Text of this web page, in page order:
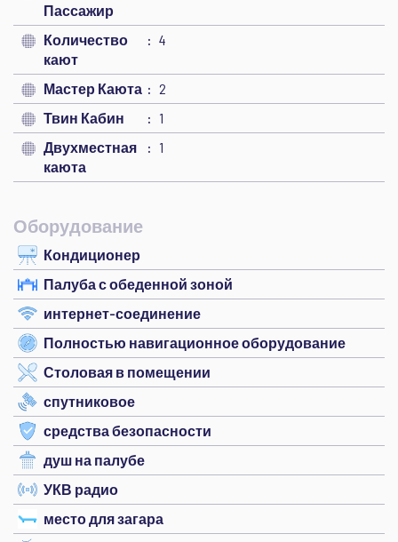
Пассажир
Количество
кают
4
Мастер Каюта
2
Твин Кабин
1
Двухместная
каюта
1
Оборудование
Кондиционер
Палуба с обеденной зоной
интернет-соединение
Полностью навигационное оборудование
Столовая в помещении
спутниковое
средства безопасности
душ на палубе
УКВ радио
место для загара